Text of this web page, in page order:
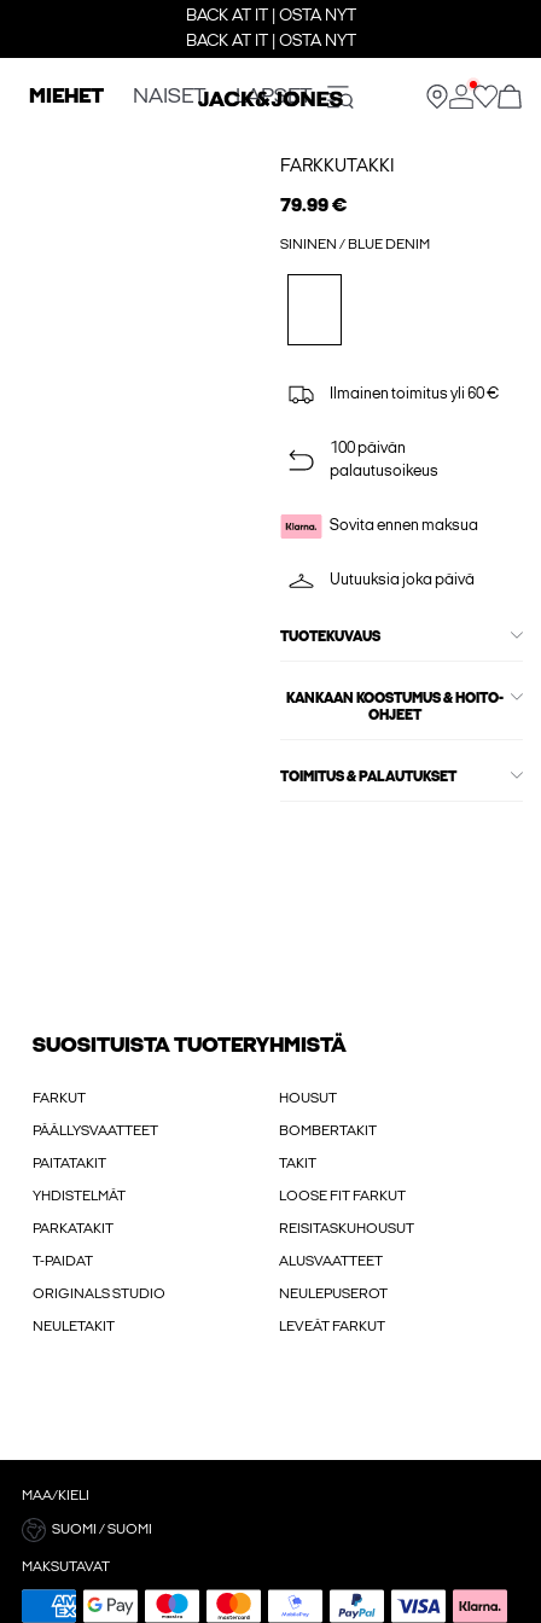
BACK AT IT | OSTA NYT
BACK AT IT | OSTA NYT
MIEHET NAISET LAPSET
FARKKUTAKKI
79.99 €
SININEN / BLUE DENIM
Ilmainen toimitus yli 60 €
100 päivän
palautusoikeus
Sovita ennen maksua
Uutuuksia joka päivä
TUOTEKUVAUS
KANKAAN KOOSTUMUS & HOITO-
OHJEET
TOIMITUS & PALAUTUKSET
SUOSITUISTA TUOTERYHMISTÄ
FARKUT HOUSUT
PÄÄLLYSVAATTEET BOMBERTAKIT
PAITATAKIT TAKIT
YHDISTELMÄT LOOSE FIT FARKUT
PARKATAKIT REISITASKUHOUSUT
T-PAIDAT ALUSVAATTEET
ORIGINALS STUDIO NEULEPUSEROT
NEULETAKIT LEVEÄT FARKUT
MAA/KIELI
SUOMI / SUOMI
MAKSUTAVAT